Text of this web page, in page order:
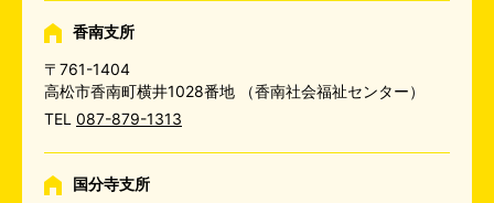
香南支所
〒761-1404
高松市香南町横井1028番地
（香南社会福祉センター）
TEL 087-879-1313
国分寺支所